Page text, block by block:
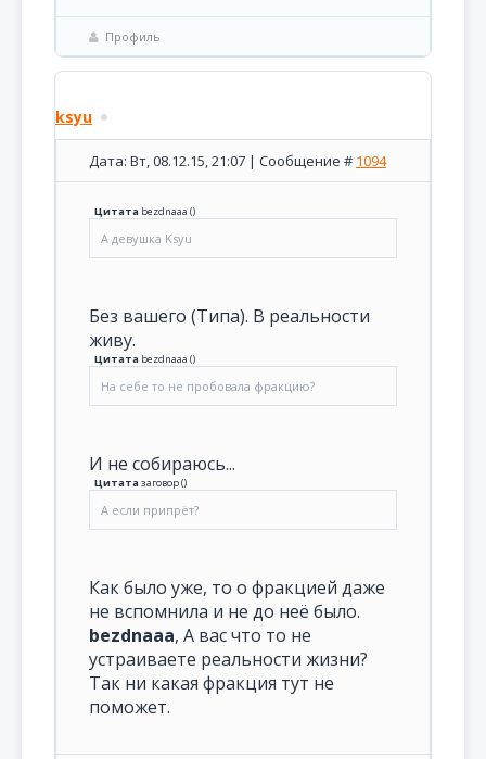
Профиль
ksyu
Дата: Вт, 08.12.15, 21:07 | Сообщение # 1094
Цитата bezdnaaa ()
А девушка Ksyu
Без вашего (Типа). В реальности
живу.
Цитата bezdnaaa ()
На себе то не пробовала фракцию?
И не собираюсь...
Цитатазаговор()
А если припрёт?
Как было уже, то о фракцией даже
не вспомнила и не до неё было.
bezdnaaa, А вас что то не
устраиваете реальности жизни?
Так ни какая фракция тут не
поможет.